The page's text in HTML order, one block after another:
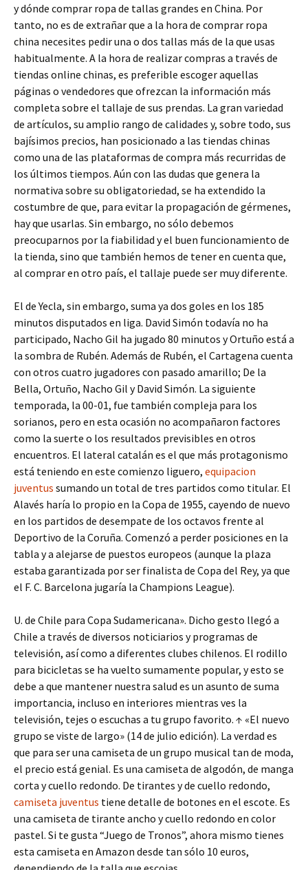
y dónde comprar ropa de tallas grandes en China. Por
tanto, no es de extrañar que a la hora de comprar ropa
china necesites pedir una o dos tallas más de la que usas
habitualmente. A la hora de realizar compras a través de
tiendas online chinas, es preferible escoger aquellas
páginas o vendedores que ofrezcan la información más
completa sobre el tallaje de sus prendas. La gran variedad
de artículos, su amplio rango de calidades y, sobre todo, sus
bajísimos precios, han posicionado a las tiendas chinas
como una de las plataformas de compra más recurridas de
los últimos tiempos. Aún con las dudas que genera la
normativa sobre su obligatoriedad, se ha extendido la
costumbre de que, para evitar la propagación de gérmenes,
hay que usarlas. Sin embargo, no sólo debemos
preocuparnos por la fiabilidad y el buen funcionamiento de
la tienda, sino que también hemos de tener en cuenta que,
al comprar en otro país, el tallaje puede ser muy diferente.
El de Yecla, sin embargo, suma ya dos goles en los 185
minutos disputados en liga. David Simón todavía no ha
participado, Nacho Gil ha jugado 80 minutos y Ortuño está a
la sombra de Rubén. Además de Rubén, el Cartagena cuenta
con otros cuatro jugadores con pasado amarillo; De la
Bella, Ortuño, Nacho Gil y David Simón. La siguiente
temporada, la 00-01, fue también compleja para los
sorianos, pero en esta ocasión no acompañaron factores
como la suerte o los resultados previsibles en otros
encuentros. El lateral catalán es el que más protagonismo
está teniendo en este comienzo liguero, equipacion
juventus sumando un total de tres partidos como titular. El
Alavés haría lo propio en la Copa de 1955, cayendo de nuevo
en los partidos de desempate de los octavos frente al
Deportivo de la Coruña. Comenzó a perder posiciones en la
tabla y a alejarse de puestos europeos (aunque la plaza
estaba garantizada por ser finalista de Copa del Rey, ya que
el F. C. Barcelona jugaría la Champions League).
U. de Chile para Copa Sudamericana». Dicho gesto llegó a
Chile a través de diversos noticiarios y programas de
televisión, así como a diferentes clubes chilenos. El rodillo
para bicicletas se ha vuelto sumamente popular, y esto se
debe a que mantener nuestra salud es un asunto de suma
importancia, incluso en interiores mientras ves la
televisión, tejes o escuchas a tu grupo favorito. ↑ «El nuevo
grupo se viste de largo» (14 de julio edición). La verdad es
que para ser una camiseta de un grupo musical tan de moda,
el precio está genial. Es una camiseta de algodón, de manga
corta y cuello redondo. De tirantes y de cuello redondo,
camiseta juventus tiene detalle de botones en el escote. Es
una camiseta de tirante ancho y cuello redondo en color
pastel. Si te gusta “Juego de Tronos”, ahora mismo tienes
esta camiseta en Amazon desde tan sólo 10 euros,